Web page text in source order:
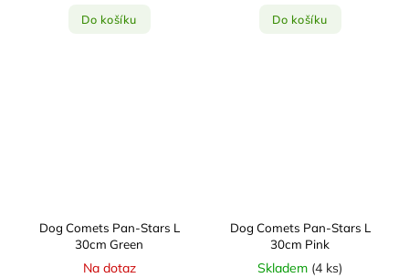
Do košíku Do košíku
Dog Comets Pan-Stars L
30cm Green
Na dotaz
Dog Comets Pan-Stars L
30cm Pink
Skladem (4 ks)